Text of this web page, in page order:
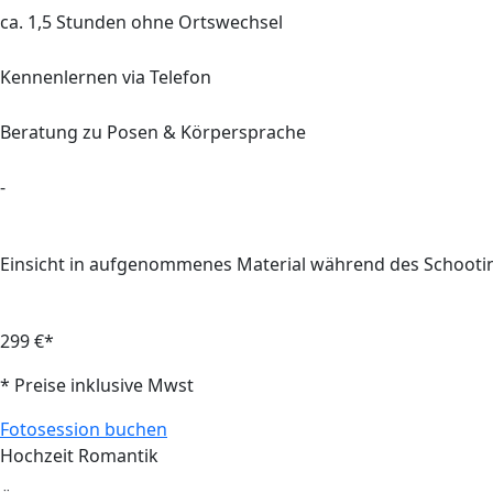
ca. 1,5Stunden ohne Ortswechsel
Kennenlernen via Telefon
Beratung zu Posen & Körpersprache
-
Einsicht in aufgenommenes Material während des
299 €*
* Preise inklusive Mwst
Fotosession buchen
Hochzeit Romantik